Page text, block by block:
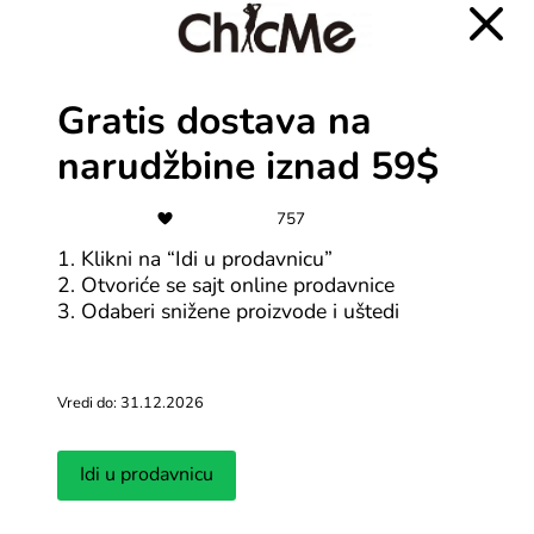
kupovinu
-40%
Svi Mohito kuponi
popusta
Svi ChicMe kuponi
Gratis dostava na
narudžbine iznad 59$
757
1. Klikni na “Idi u prodavnicu”
2. Otvoriće se sajt online prodavnice
3. Odaberi snižene proizvode i uštedi
Vredi do: 31.12.2026
Idi u prodavnicu